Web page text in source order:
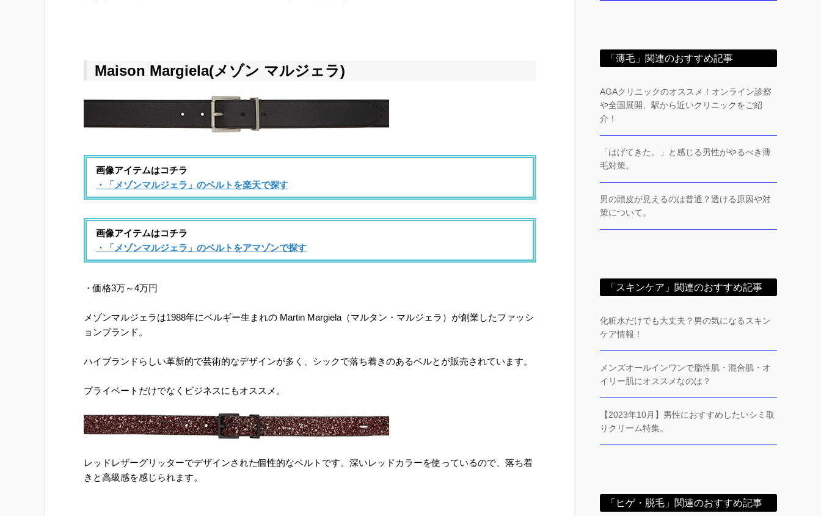
Maison Margiela(メゾン マルジェラ)
画像アイテムはコチラ
・「メゾンマルジェラ」のベルトを楽天で探す
画像アイテムはコチラ
・「メゾンマルジェラ」のベルトをアマゾンで探す
・価格3万～4万円
メゾンマルジェラは1988年にベルギー生まれの Martin Margiela（マルタン・マルジェラ）が創業したファッシ
ョンブランド。
ハイブランドらしい革新的で芸術的なデザインが多く、シックで落ち着きのあるベルとが販売されています。
プライベートだけでなくビジネスにもオススメ。
レッドレザーグリッターでデザインされた個性的なベルトです。深いレッドカラーを使っているので、落ち着
きと高級感を感じられます。
「薄毛」関連のおすすめ記事
AGAクリニックのオススメ！オンライン診察
や全国展開、駅から近いクリニックをご紹
介！
「はげてきた。」と感じる男性がやるべき薄
毛対策。
男の頭皮が見えるのは普通？透ける原因や対
策について。
「スキンケア」関連のおすすめ記事
化粧水だけでも大丈夫？男の気になるスキン
ケア情報！
メンズオールインワンで脂性肌・混合肌・オ
イリー肌にオススメなのは？
【2023年10月】男性におすすめしたいシミ取
りクリーム特集。
「ヒゲ・脱毛」関連のおすすめ記事